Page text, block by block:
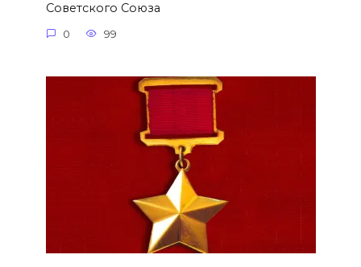
Советского Союза
0 99